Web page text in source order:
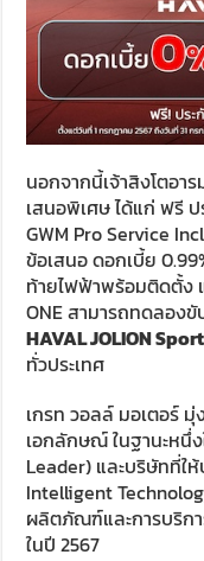
นอกจากนี้เจ้าสิงโตอ
เสนอพิเศษ ได้แก่ ฟรี
GWM Pro Service
ข้อเสนอ ดอกเบี้ย
ท้ายไฟฟ้าพร้อมติดตั้ง
ONE สามารถทดลอง
HAVAL JOLION Sport
ทั่วประเทศ
เกรท วอลล์ มอเตอร์
เอกลักษณ์ ในฐานะหนึ่
Leader) และบริษัทที่ใ
Intelligent
ผลิตภัณฑ์และการบริก
ในปี 2567